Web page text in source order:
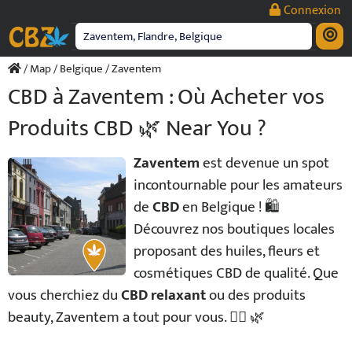
contenu
Connexion
/Map/Belgique/ Zaventem
CBD à Zaventem : Où Acheter vos
Produits CBD 🌿 Near You ?
Zaventemest devenue un spot
incontournable pour les amateurs
deCBDen Belgique ! 🛍️
Découvrez nos boutiques locales
proposant des huiles, fleurs et
cosmétiques CBD de qualité. Que
vous cherchiez duCBD relaxantou des produits
beauty, Zaventem a tout pour vous. 💆‍♀️ 🌿